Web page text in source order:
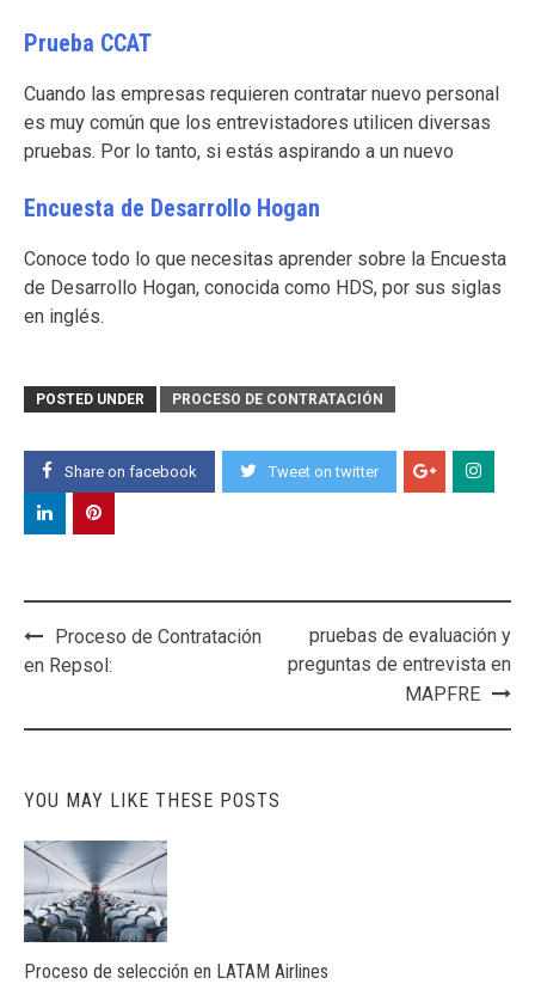
Prueba CCAT
Cuando las empresas requieren contratar nuevo personal
es muy común que los entrevistadores utilicen diversas
pruebas. Por lo tanto, si estás aspirando a un nuevo
Encuesta de Desarrollo Hogan
Conoce todo lo que necesitas aprender sobre la Encuesta
de Desarrollo Hogan, conocida como HDS, por sus siglas
en inglés.
POSTED UNDER PROCESO DE CONTRATACIÓN
Share on facebook Tweet on twitter
Post
navigation
Proceso de Contratación
en Repsol:
pruebas de evaluación y
preguntas de entrevista en
MAPFRE
YOU MAY LIKE THESE POSTS
Proceso de selección en LATAM Airlines